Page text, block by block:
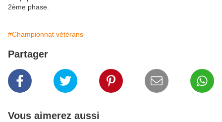
2ème phase.
#Championnat vétérans
Partager
Vous aimerez aussi